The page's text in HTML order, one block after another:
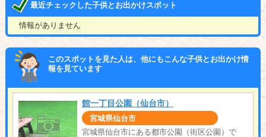
最近チェックした子供とお出かけスポット
情報がありません
このスポットを見た人は、他にもこんな子供とお出かけ情
報を見ています
館一丁目公園（仙台市）
宮城県仙台市
宮城県仙台市にある都市公園（街区公園）で